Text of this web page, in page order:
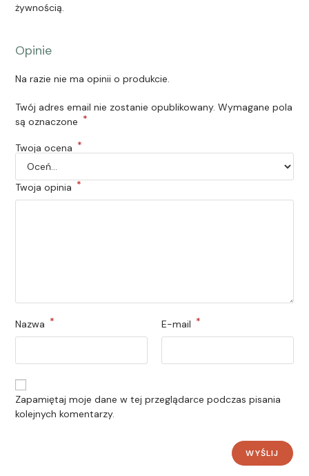
żywnością.
Opinie
Na razie nie ma opinii o produkcie.
Twój adres email nie zostanie opublikowany. Wymagane pola
są oznaczone *
Twoja ocena *
Twoja opinia *
Nazwa * E-mail *
Zapamiętaj moje dane w tej przeglądarce podczas pisania
kolejnych komentarzy.